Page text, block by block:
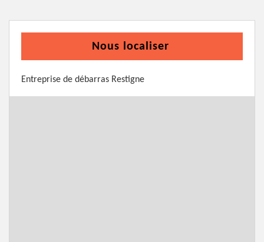
Nous localiser
Entreprise de débarras Restigne